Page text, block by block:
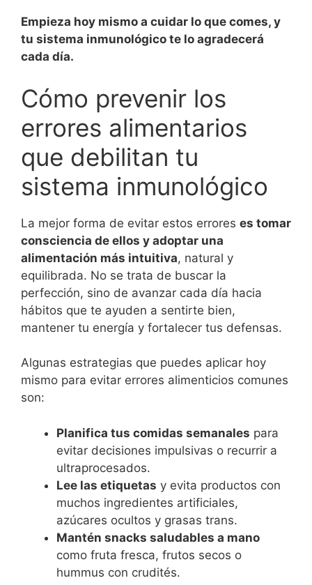
Empieza hoy mismo a cuidar lo que comes, y
tu sistema inmunológico te lo agradecerá
cada día.
Cómo prevenir los
errores alimentarios
que debilitan tu
sistema inmunológico
La mejor forma de evitar estos errores es tomar
consciencia de ellos y adoptar una
alimentación más intuitiva, natural y
equilibrada. No se trata de buscar la
perfección, sino de avanzar cada día hacia
hábitos que te ayuden a sentirte bien,
mantener tu energía y fortalecer tus defensas.
Algunas estrategias que puedes aplicar hoy
mismo para evitar errores alimenticios comunes
son:
Planifica tus comidas semanales para
evitar decisiones impulsivas o recurrir a
ultraprocesados.
Lee las etiquetas y evita productos con
muchos ingredientes artificiales,
azúcares ocultos y grasas trans.
Mantén snacks saludables a mano
como fruta fresca, frutos secos o
hummus con crudités.